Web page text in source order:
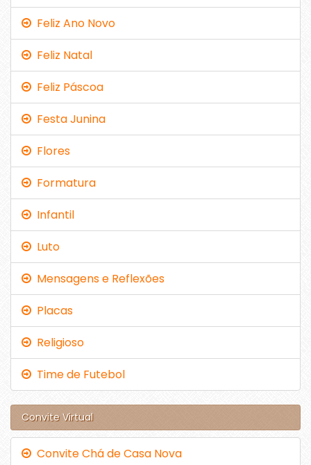
Feliz Ano Novo
Feliz Natal
Feliz Páscoa
Festa Junina
Flores
Formatura
Infantil
Luto
Mensagens e Reflexões
Placas
Religioso
Time de Futebol
Convite Virtual
Convite Chá de Casa Nova